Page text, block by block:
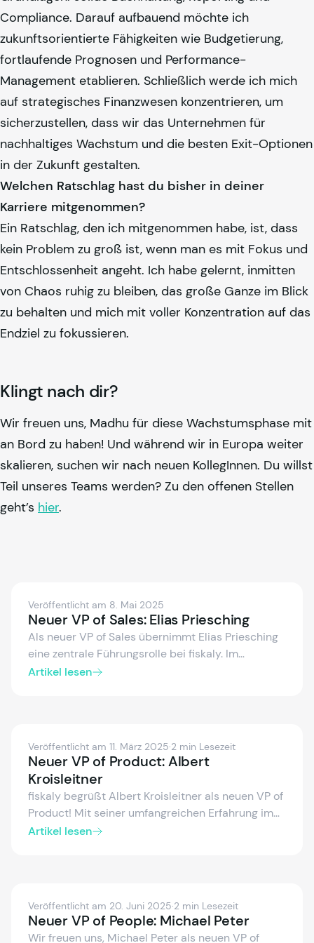
Compliance. Darauf aufbauend möchte ich
zukunftsorientierte Fähigkeiten wie Budgetierung,
fortlaufende Prognosen und Performance-
Management etablieren. Schließlich werde ich mich
auf strategisches Finanzwesen konzentrieren, um
sicherzustellen, dass wir das Unternehmen für
nachhaltiges Wachstum und die besten Exit-Optionen
in der Zukunft gestalten.
Welchen Ratschlag hast du bisher in deiner
Karriere mitgenommen?
Ein Ratschlag, den ich mitgenommen habe, ist, dass
kein Problem zu groß ist, wenn man es mit Fokus und
Entschlossenheit angeht. Ich habe gelernt, inmitten
von Chaos ruhig zu bleiben, das große Ganze im Blick
zu behalten und mich mit voller Konzentration auf das
Endziel zu fokussieren.
Klingt nach dir?
Wir freuen uns, Madhu für diese Wachstumsphase mit
an Bord zu haben! Und während wir in Europa weiter
skalieren, suchen wir nach neuen KollegInnen. Du willst
Teil unseres Teams werden? Zu den offenen Stellen
geht’s hier.
Veröffentlicht am 8. Mai 2025
Neuer VP of Sales: Elias Priesching
Als neuer VP of Sales übernimmt Elias Priesching
eine zentrale Führungsrolle bei fiskaly. Im
Interview spricht er über seinen Werdegang, seine
Artikel lesen
Veröffentlicht am 11. März 2025·2 min Lesezeit
Neuer VP of Product: Albert
Kroisleitner
fiskaly begrüßt Albert Kroisleitner als neuen VP of
Product! Mit seiner umfangreichen Erfahrung im
Produktmanagement wird er Innovation,
Artikel lesen
Veröffentlicht am 20. Juni 2025·2 min Lesezeit
Neuer VP of People: Michael Peter
Wir freuen uns, Michael Peter als neuen VP of